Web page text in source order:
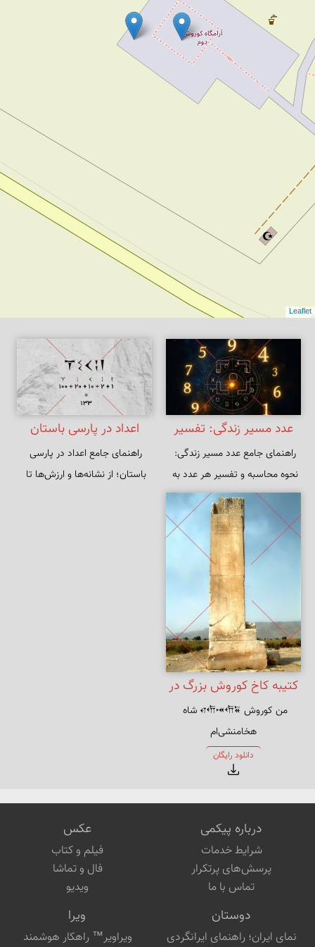
Leaflet
عدد مسیر زندگی: تفسیر
کامل، محاسبات و
راهکارهای رشد شخصی
راهنمای جامع عدد مسیر زندگی:
نحوه محاسبه و تفسیر هر عدد به
همراه توضیح اعداد استاد 11، 22 و
33 برای شناخت نقاط قوت و
پیشنهادات عملی برای رشد
شخصی، تعیین هدف و به کارگیری
انرژی‌های عددی در کار، روابط و
تصمیم‌گیری‌های روزمره.
اعداد در پارسی باستان
راهنمای جامع اعداد در پارسی
باستان؛ از نشانه‌ها و ارزش‌ها تا
کتیبه کاخ کوروش بزرگ در
پاسارگاد
من کوروش 𐎤𐎢𐎽𐎢𐏁 شاه
هخامنشی‌ام
دانلود رایگان
درباره پیکمی
شرایط خدمات
پرسش‌های پرتکرار
تماس با ما
عکس
فیلم و کتاب
فال و تماشا
ویدیو
دوستان
نمای ایران؛ راهنمای ایرانگردی
ویرا
ویراویر™ راهکار هوشمند